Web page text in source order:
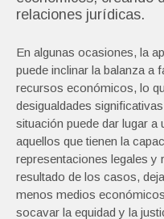
relaciones jurídicas.
En algunas ocasiones, la
puede inclinar la balanza a
recursos económicos, lo
desigualdades
situación puede dar lugar a
aquellos que tienen la
representaciones legales y
resultado de los casos,
menos medios
socavar la equidad y la